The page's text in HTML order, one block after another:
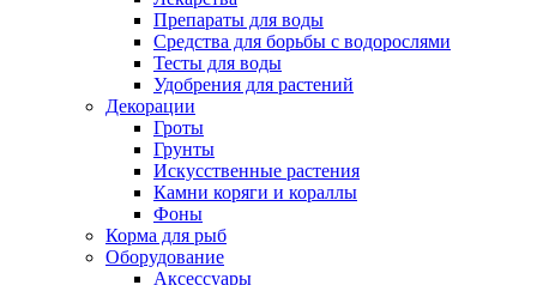
Препараты для воды
Средства для борьбы с водорослями
Тесты для воды
Удобрения для растений
Декорации
Гроты
Грунты
Искусственные растения
Камни коряги и кораллы
Фоны
Корма для рыб
Оборудование
Аксессуары